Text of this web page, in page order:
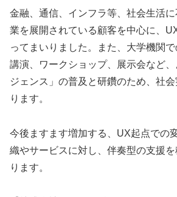
金融、通信、インフラ等、社会生活
業を展開されている顧客を中心に、
ってまいりました。また、大学機関
講演、ワークショップ、展示会など
ジェンス」の普及と研鑽のため、社
ります。
今後ますます増加する、UX起点での
織やサービスに対し、伴奏型の支援
ります。